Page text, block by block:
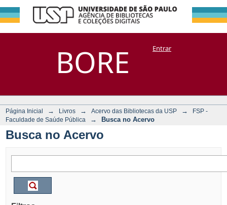
BORE
Busca no Acervo
DSpace/Manakin + CoriscoEntrar
Página Inicial → Livros → Acervo das Bibliotecas da USP →
FSP -
Faculdade de Saúde Pública
→ Busca no Acervo
Busca no Acervo